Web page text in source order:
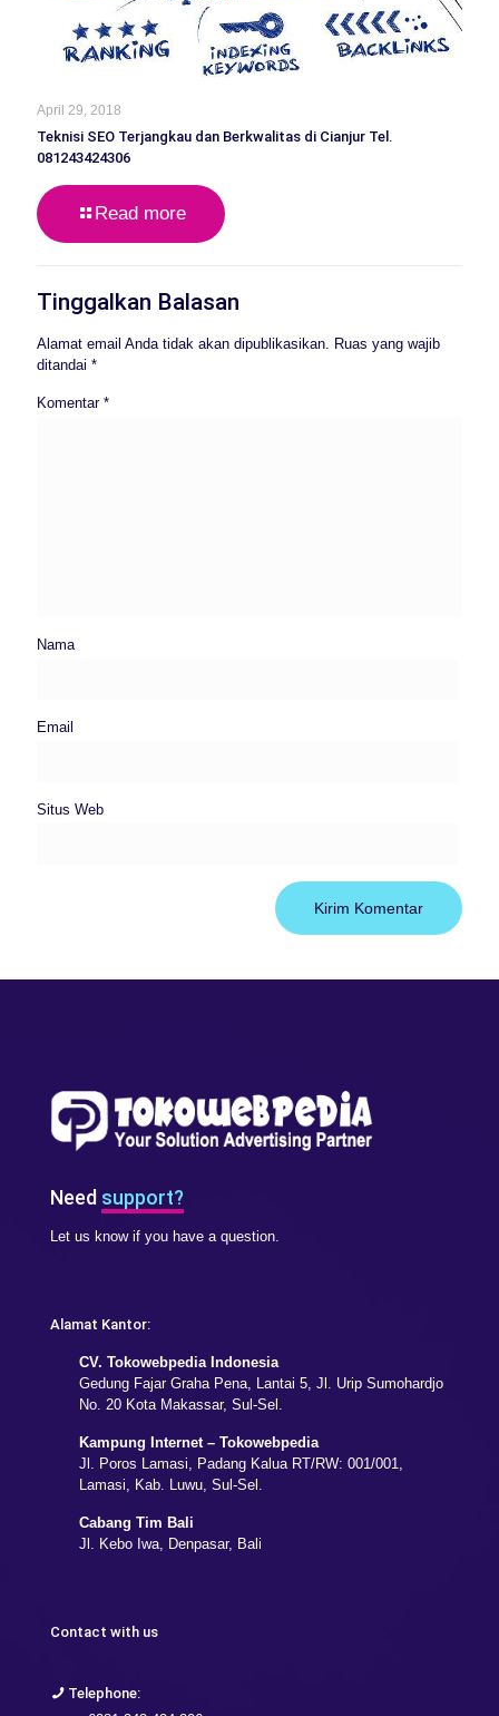
April 29, 2018
Teknisi SEO Terjangkau dan Berkwalitas di Cianjur Tel.
081243424306
Read more
Tinggalkan Balasan
Alamat email Anda tidak akan dipublikasikan. Ruas yang wajib
ditandai *
Komentar *
Nama
Email
Situs Web
Need support?
Let us know if you have a question.
Alamat Kantor:
CV. Tokowebpedia Indonesia
Gedung Fajar Graha Pena, Lantai 5, Jl. Urip Sumohardjo
No. 20 Kota Makassar, Sul-Sel.
Kampung Internet – Tokowebpedia
Jl. Poros Lamasi, Padang Kalua RT/RW: 001/001,
Lamasi, Kab. Luwu, Sul-Sel.
Cabang Tim Bali
Jl. Kebo Iwa, Denpasar, Bali
Contact with us
Telephone: